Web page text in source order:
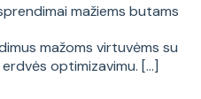
mažiems butams
mažoms virtuvėms su
optimizavimu. [...]